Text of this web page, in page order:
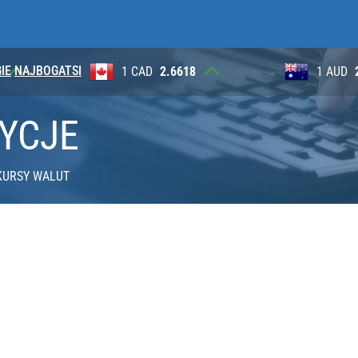
NAJBOGATSI 1 CAD 2.6618 1 AUD
WALUT